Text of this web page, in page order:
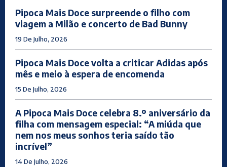
Pipoca Mais Doce surpreende o filho com
viagem a Milão e concerto de Bad Bunny
19 De Julho, 2026
Pipoca Mais Doce volta a criticar Adidas após
mês e meio à espera de encomenda
15 De Julho, 2026
A Pipoca Mais Doce celebra 8.º aniversário da
filha com mensagem especial: “A miúda que
nem nos meus sonhos teria saído tão
incrível”
14 De Julho, 2026